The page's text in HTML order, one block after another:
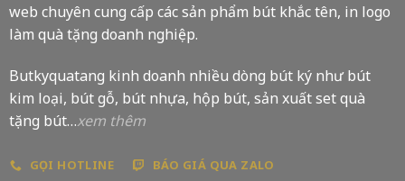
web chuyên cung cấp các sản phẩm bút khắc tên, in logo
làm quà tặng doanh nghiệp.
Butkyquatang kinh doanh nhiều dòng bút ký như bút
kim loại, bút gỗ, bút nhựa, hộp bút, sản xuất set quà
tặng bút…xem thêm
GỌI HOTLINE BÁO GIÁ QUA ZALO